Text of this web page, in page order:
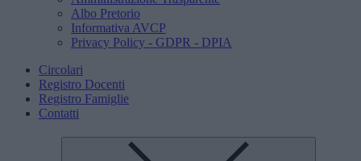
Albo Pretorio
Informativa AVCP
Privacy Policy - GDPR - DPIA
Circolari
Registro Docenti
Registro Famiglie
Contatti